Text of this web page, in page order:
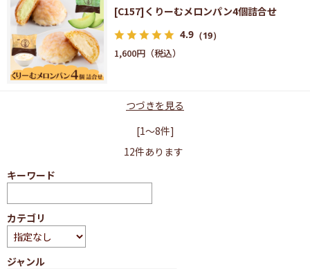
[C157]くりーむメロンパン4個詰合せ
4.9 （19）
1,600円
つづきを見る
[1～8件]
12件あります
キーワード
カテゴリ
ジャンル